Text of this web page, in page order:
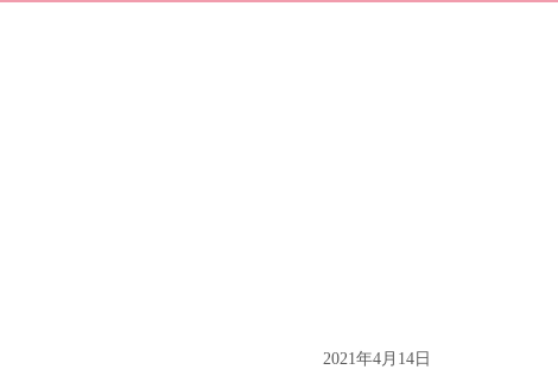
2021年4月14日